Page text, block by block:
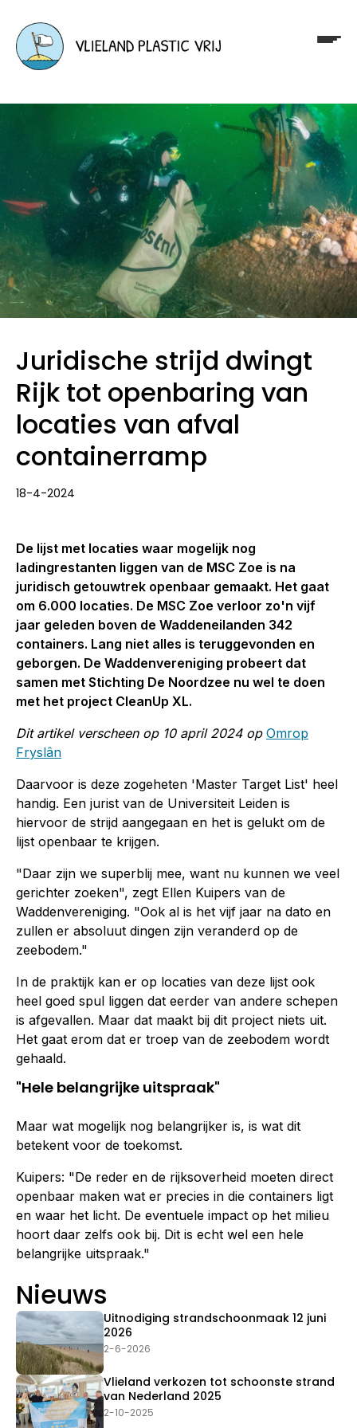
Juridische strijd dwingt
Rijk tot openbaring van
locaties van afval
containerramp
18-4-2024
De lijst met locaties waar mogelijk nog
ladingrestanten liggen van de MSC Zoe is na
juridisch getouwtrek openbaar gemaakt. Het gaat
om 6.000 locaties. De MSC Zoe verloor zo'n vijf
jaar geleden boven de Waddeneilanden 342
containers. Lang niet alles is teruggevonden en
geborgen. De Waddenvereniging probeert dat
samen met Stichting De Noordzee nu wel te doen
met het project CleanUp XL.
Dit artikel verscheen op 10 april 2024 op Omrop
Fryslân
Daarvoor is deze zogeheten 'Master Target List' heel
handig. Een jurist van de Universiteit Leiden is
hiervoor de strijd aangegaan en het is gelukt om de
lijst openbaar te krijgen.
"Daar zijn we superblij mee, want nu kunnen we veel
gerichter zoeken", zegt Ellen Kuipers van de
Waddenvereniging. "Ook al is het vijf jaar na dato en
zullen er absoluut dingen zijn veranderd op de
zeebodem."
In de praktijk kan er op locaties van deze lijst ook
heel goed spul liggen dat eerder van andere schepen
is afgevallen. Maar dat maakt bij dit project niets uit.
Het gaat erom dat er troep van de zeebodem wordt
gehaald.
"Hele belangrijke uitspraak"
Maar wat mogelijk nog belangrijker is, is wat dit
betekent voor de toekomst.
Kuipers: "De reder en de rijksoverheid moeten direct
openbaar maken wat er precies in die containers ligt
en waar het licht. De eventuele impact op het milieu
hoort daar zelfs ook bij. Dit is echt wel een hele
belangrijke uitspraak."
Nieuws
Uitnodiging strandschoonmaak 12 juni
2026
2-6-2026
Vlieland verkozen tot schoonste strand
van Nederland 2025
2-10-2025